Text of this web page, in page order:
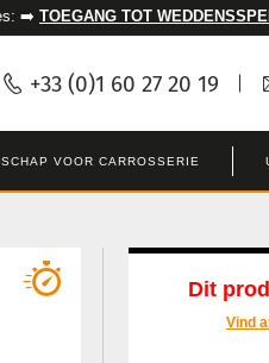
➡️ TOEGANG TOT
+33 (0)1 60 27 20 19
VOOR CARROSSERIE
Dit
Vind